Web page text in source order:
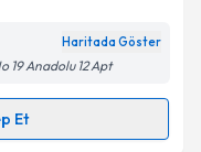
ilişkin
Aydınlatma
belirtilen
ediyorum.
Haritada Göster
19 Anadolu 12 Apt
Et